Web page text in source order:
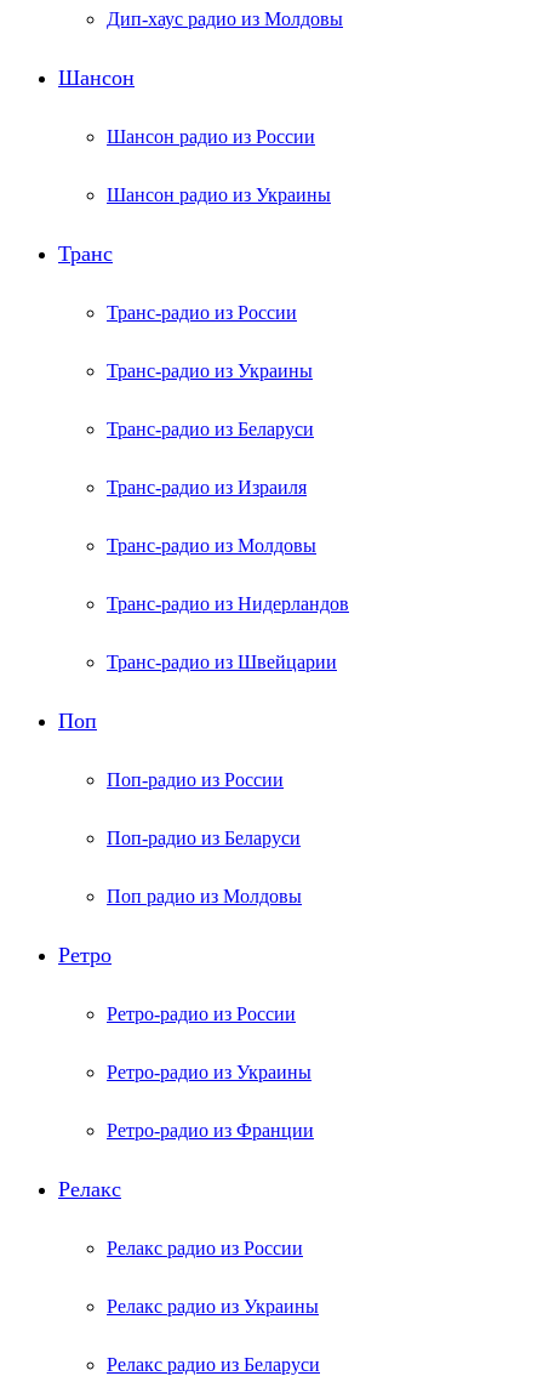
Дип-хаус радио из Молдовы
Шансон
Шансон радио из России
Шансон радио из Украины
Транс
Транс-радио из России
Транс-радио из Украины
Транс-радио из Беларуси
Транс-радио из Израиля
Транс-радио из Молдовы
Транс-радио из Нидерландов
Транс-радио из Швейцарии
Поп
Поп-радио из России
Поп-радио из Беларуси
Поп радио из Молдовы
Ретро
Ретро-радио из России
Ретро-радио из Украины
Ретро-радио из Франции
Релакс
Релакс радио из России
Релакс радио из Украины
Релакс радио из Беларуси